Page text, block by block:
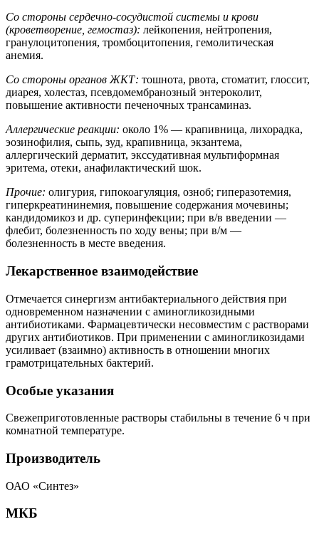
Со стороны сердечно-сосудистой системы и крови
(кроветворение, гемостаз): лейкопения, нейтропения,
гранулоцитопения, тромбоцитопения, гемолитическая
анемия.
Со стороны органов ЖКТ: тошнота, рвота, стоматит, глоссит,
диарея, холестаз, псевдомембранозный энтероколит,
повышение активности печеночных трансаминаз.
Аллергические реакции: около 1% — крапивница, лихорадка,
эозинофилия, сыпь, зуд, крапивница, экзантема,
аллергический дерматит, экссудативная мультиформная
эритема, отеки, анафилактический шок.
Прочие: олигурия, гипокоагуляция, озноб; гиперазотемия,
гиперкреатининемия, повышение содержания мочевины;
кандидомикоз и др. суперинфекции; при в/в введении —
флебит, болезненность по ходу вены; при в/м —
болезненность в месте введения.
Лекарственное взаимодействие
Отмечается синергизм антибактериального действия при
одновременном назначении с аминогликозидными
антибиотиками. Фармацевтически несовместим с растворами
других антибиотиков. При применении с аминогликозидами
усиливает (взаимно) активность в отношении многих
грамотрицательных бактерий.
Особые указания
Свежеприготовленные растворы стабильны в течение 6 ч при
комнатной температуре.
Производитель
ОАО «Синтез»
МКБ